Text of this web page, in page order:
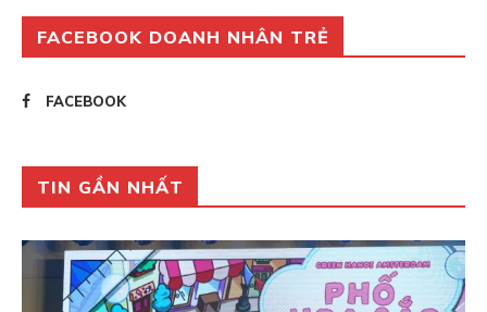
FACEBOOK DOANH NHÂN TRẺ
FACEBOOK
TIN GẦN NHẤT